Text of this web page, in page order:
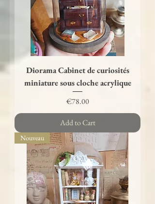
Diorama Cabinet de curiosités
miniature sous cloche acrylique
Price
€78.00
Add to Cart
Nouveau